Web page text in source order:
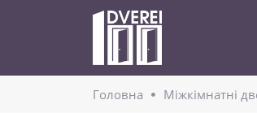
Головнa Міжкімнатні